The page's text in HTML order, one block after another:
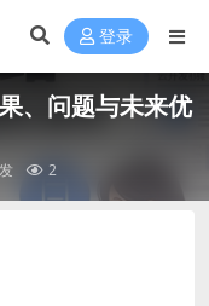
登录
、问题与未来优
2